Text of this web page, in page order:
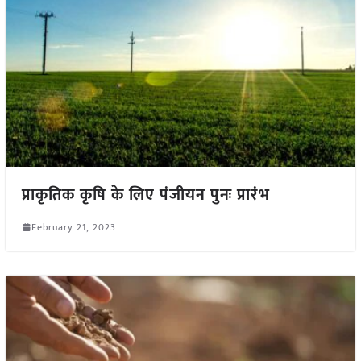
प्राकृतिक कृषि के लिए पंजीयन पुनः प्रारंभ
February 21, 2023